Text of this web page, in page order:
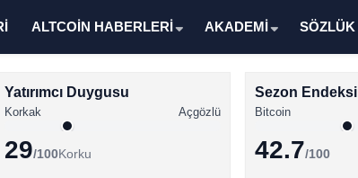
ALTCOİN HABERLERİ AKADEMİ SÖZLÜK
Yatırımcı Duygusu
Korkak Açgözlü
29/100Korku
Sezon Endeksi
Bitcoin
42.7/100